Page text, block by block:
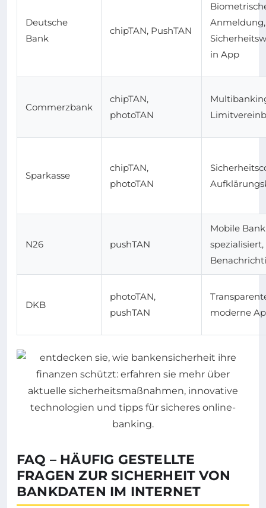
Deutsche
Bank
chipTAN, PushTAN
Anmeldung,
in App
Commerzbank
chipTAN,
photoTAN
Sparkasse
chipTAN,
photoTAN
N26 pushTAN
Mobile
DKB
photoTAN,
pushTAN
moderne
FAQ – HÄUFIG GESTELLTE
FRAGEN ZUR SICHERHEIT VON
BANKDATEN IM INTERNET